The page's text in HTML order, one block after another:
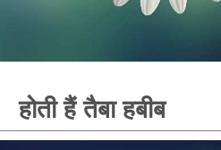
होती हैं तैबा हबीब